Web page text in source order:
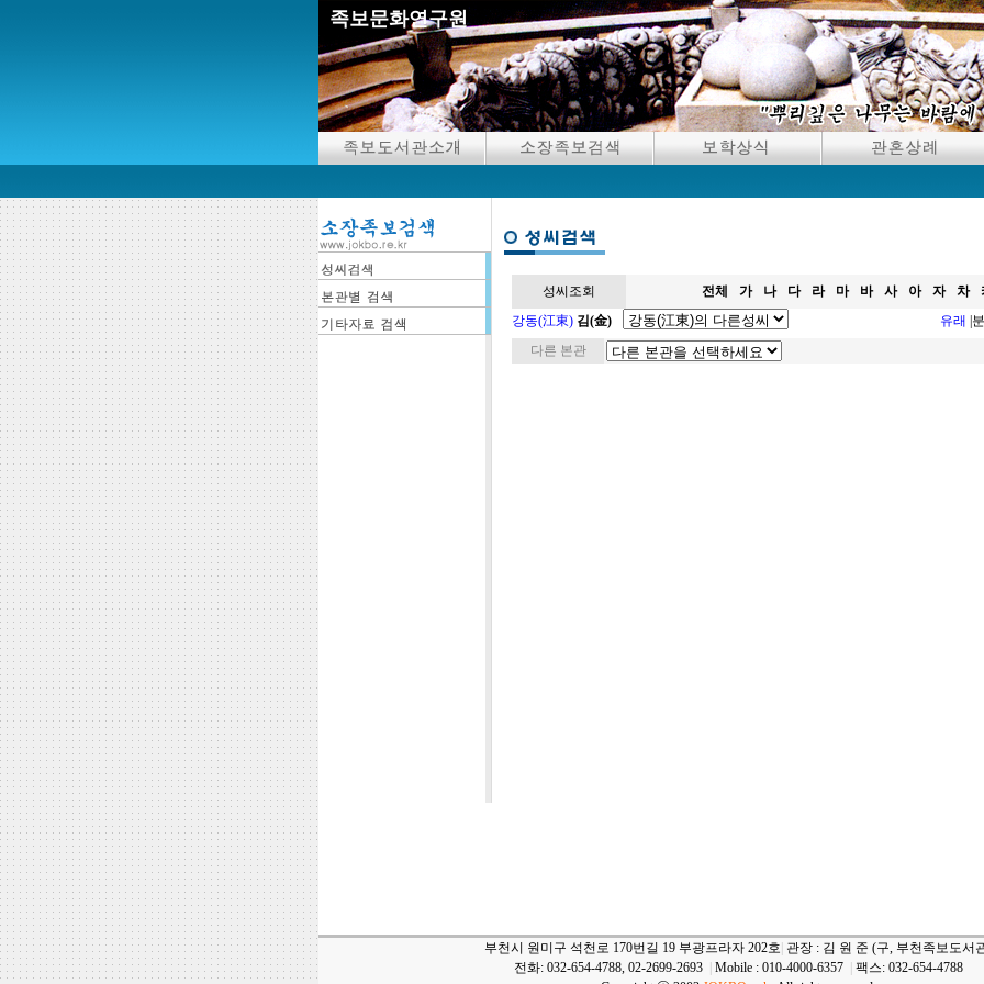
족보문화연구원
성씨조회 전체 가 나 다 라 마 바 사 아 자 차
강동(江東) 김(金) 유래
다른 본관
부천시 원미구 석천로 170번길 19 부광프라자 202호 관장 : 김 원 준 (구, 부천족보도서
전화: 032-654-4788, 02-2699-2693
Mobile : 010-4000-6357
팩스: 032-654-4788